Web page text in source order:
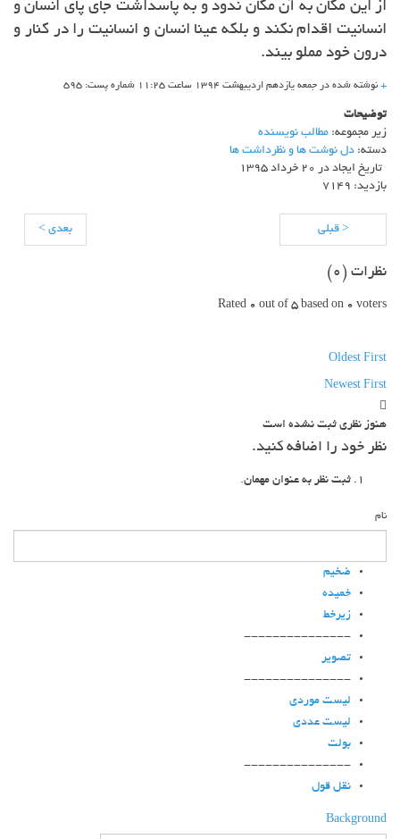
از این مکان به آن مکان ندود و به پاسداشت جای پای انسان و
انسانیت اقدام نکند و بلکه عینا انسان و انسانیت را در کنار و
درون خود مملو بیند.
+ نوشته شده در جمعه یازدهم اردیبهشت ۱۳۹۴ ساعت 11:25 شماره پست: 595
توضیحات
زیر مجموعه: مطالب نویسنده
دسته: دل نوشت ها و نظرداشت ها
تاریخ ایجاد در 20 خرداد 1395
بازدید: 7149
< قبلی بعدی >
نظرات ( 0
)
Rated 0 out of 5 based on 0 voters
Oldest First
Newest First
هنوز نظری ثبت نشده است
نظر خود را اضافه کنید.
ثبت نظر به عنوان مهمان.
نام
ضخیم
خمیده
زیرخط
---------------
تصویر
---------------
لیست موردی
لیست عددی
بولت
---------------
نقل قول
Background